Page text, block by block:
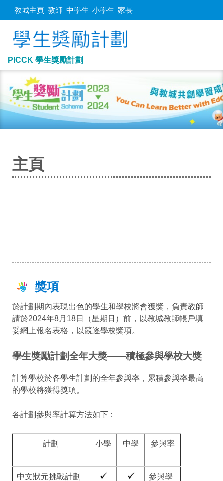
教城主頁 教師 中學生 小學生 家長
PICCK 學生獎勵計劃
主頁
獎項
於計劃期內表現出色的學生和學校將會獲獎，負責教師
請於2024年8月18日（星期日） 前，以教城教師帳戶填
妥網上報名表格，以競逐學校獎項。
學生獎勵計劃全年大獎——積極參與學校大獎
計算學校於各學生計劃的全年參與率，累積參與率最高
的學校將獲得獎項。
各計劃參與率計算方法如下：
計劃 小學 中學 參與率
中文狀元挑戰計劃
參與學